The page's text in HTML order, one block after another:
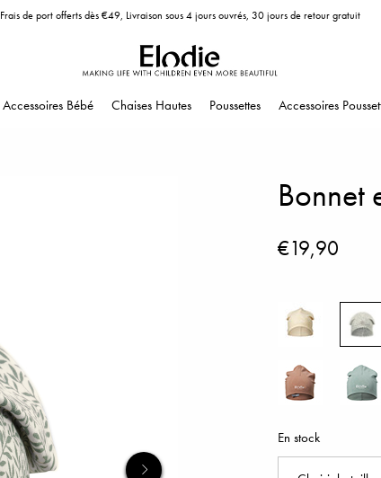
Frais de port offerts dès €49, Livraison sous 4 jours ouvrés, 30 jours de retour gratuit
Accessoires Bébé Chaises Hautes Poussettes Accessoires
Bonnet
€19,90
En stock